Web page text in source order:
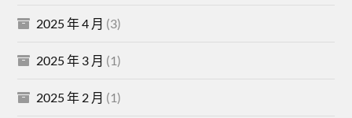
2025 年 4 月 (3)
2025 年 3 月 (1)
2025 年 2 月 (1)